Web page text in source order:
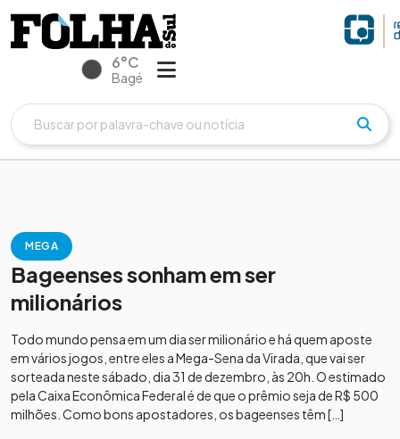
6°C
Bagé
MEGA
Bageenses sonham em ser
milionários
Todo mundo pensa em um dia ser milionário e há quem aposte
em vários jogos, entre eles a Mega-Sena da Virada, que vai ser
sorteada neste sábado, dia 31 de dezembro, às 20h. O estimado
pela Caixa Econômica Federal é de que o prêmio seja de R$ 500
milhões. Como bons apostadores, os bageenses têm […]